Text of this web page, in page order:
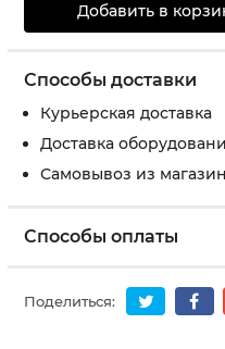
Добавить в
Способы доставки
Курьерская доставка
Доставка
Самовывоз из
Способы оплаты
Поделиться: